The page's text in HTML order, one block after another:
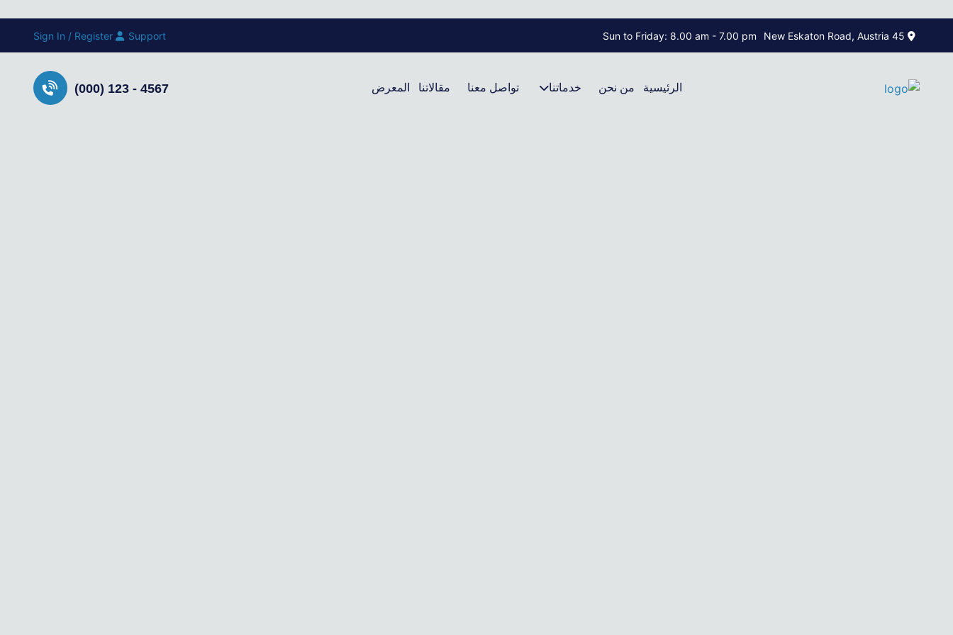
Support
Sign In / Register
الرئيسية من نحن خدماتنا تواصل معنا مقالاتنا المعرض (000) 123 - 4567